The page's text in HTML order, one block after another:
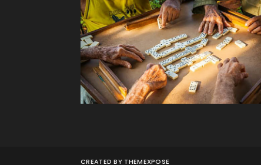
CREATED BY THEMEXPOSE